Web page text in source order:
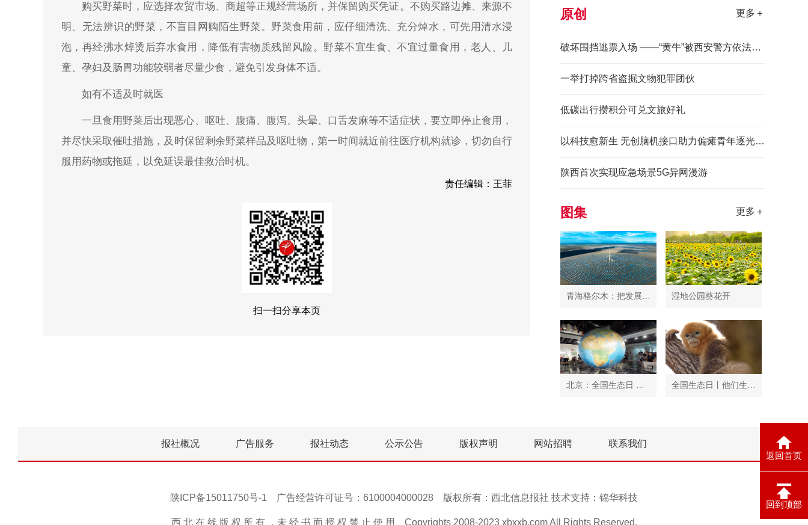
返回首页
回到顶部
购买野菜时，应选择农贸市场、商超等正规经营场所，并保留购买凭证。不购买路边摊、来源不
明、无法辨识的野菜，不盲目网购陌生野菜。野菜食用前，应仔细清洗、充分焯水，可先用清水浸
泡，再经沸水焯烫后弃水食用，降低有害物质残留风险。野菜不宜生食、不宜过量食用，老人、儿
童、孕妇及肠胃功能较弱者尽量少食，避免引发身体不适。
如有不适及时就医
一旦食用野菜后出现恶心、呕吐、腹痛、腹泻、头晕、口舌发麻等不适症状，要立即停止食用，
并尽快采取催吐措施，及时保留剩余野菜样品及呕吐物，第一时间就近前往医疗机构就诊，切勿自行
服用药物或拖延，以免延误最佳救治时机。
责任编辑：王菲
扫一扫分享本页
原创 更多＋
破坏围挡逃票入场 ——“黄牛”被西安警方依法拘留
一举打掉跨省盗掘文物犯罪团伙
低碳出行攒积分可兑文旅好礼
以科技愈新生 无创脑机接口助力偏瘫青年逐光前行
陕西首次实现应急场景5G异网漫游
图集 更多＋
湿地公园葵花开
报社概况 广告服务 报社动态 公示公告 版权声明 网站招聘 联系我们
陕ICP备15011750号-1 广告经营许可证号：6100004000028 版权所有：西北信息报社 技术支持： 锦华科技
西 北 在 线 版 权 所 有 ，未 经 书 面 授 权 禁 止 使 用 Copyrights 2008-2023 xbxxb.com All Rights Reserved.